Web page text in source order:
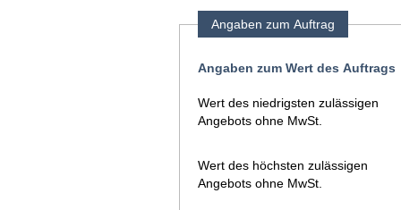
Angaben zum Auftrag
Angaben zum Wert des Auftrags
Wert des niedrigsten zulässigen
Angebots ohne MwSt.
Wert des höchsten zulässigen
Angebots ohne MwSt.